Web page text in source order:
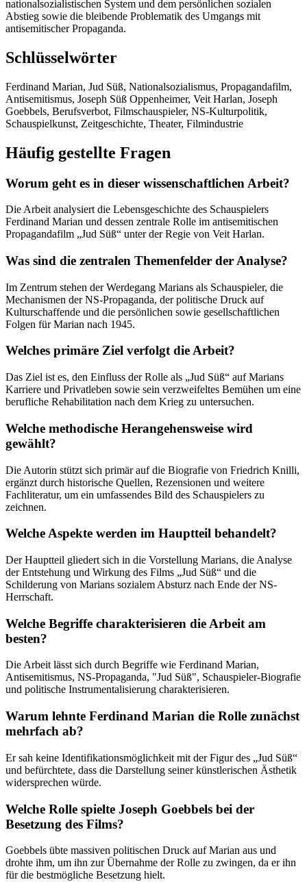
nationalsozialistischen System und dem persönlichen sozialen
Abstieg sowie die bleibende Problematik des Umgangs mit
antisemitischer Propaganda.
Schlüsselwörter
Ferdinand Marian, Jud Süß, Nationalsozialismus, Propagandafilm,
Antisemitismus, Joseph Süß Oppenheimer, Veit Harlan, Joseph
Goebbels, Berufsverbot, Filmschauspieler, NS-Kulturpolitik,
Schauspielkunst, Zeitgeschichte, Theater, Filmindustrie
Häufig gestellte Fragen
Worum geht es in dieser wissenschaftlichen Arbeit?
Die Arbeit analysiert die Lebensgeschichte des Schauspielers
Ferdinand Marian und dessen zentrale Rolle im antisemitischen
Propagandafilm „Jud Süß“ unter der Regie von Veit Harlan.
Was sind die zentralen Themenfelder der Analyse?
Im Zentrum stehen der Werdegang Marians als Schauspieler, die
Mechanismen der NS-Propaganda, der politische Druck auf
Kulturschaffende und die persönlichen sowie gesellschaftlichen
Folgen für Marian nach 1945.
Welches primäre Ziel verfolgt die Arbeit?
Das Ziel ist es, den Einfluss der Rolle als „Jud Süß“ auf Marians
Karriere und Privatleben sowie sein verzweifeltes Bemühen um eine
berufliche Rehabilitation nach dem Krieg zu untersuchen.
Welche methodische Herangehensweise wird
gewählt?
Die Autorin stützt sich primär auf die Biografie von Friedrich Knilli,
ergänzt durch historische Quellen, Rezensionen und weitere
Fachliteratur, um ein umfassendes Bild des Schauspielers zu
zeichnen.
Welche Aspekte werden im Hauptteil behandelt?
Der Hauptteil gliedert sich in die Vorstellung Marians, die Analyse
der Entstehung und Wirkung des Films „Jud Süß“ und die
Schilderung von Marians sozialem Absturz nach Ende der NS-
Herrschaft.
Welche Begriffe charakterisieren die Arbeit am
besten?
Die Arbeit lässt sich durch Begriffe wie Ferdinand Marian,
Antisemitismus, NS-Propaganda, "Jud Süß", Schauspieler-Biografie
und politische Instrumentalisierung charakterisieren.
Warum lehnte Ferdinand Marian die Rolle zunächst
mehrfach ab?
Er sah keine Identifikationsmöglichkeit mit der Figur des „Jud Süß“
und befürchtete, dass die Darstellung seiner künstlerischen Ästhetik
widersprechen würde.
Welche Rolle spielte Joseph Goebbels bei der
Besetzung des Films?
Goebbels übte massiven politischen Druck auf Marian aus und
drohte ihm, um ihn zur Übernahme der Rolle zu zwingen, da er ihn
für die bestmögliche Besetzung hielt.